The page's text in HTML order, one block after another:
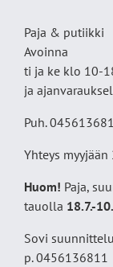
Paja & putiikki
Avoinna
ti ja ke klo 10-
ja
Puh.
Yhteys
Huom! Paja,
tauolla 18.7.-
Sovi
p. 0456136811